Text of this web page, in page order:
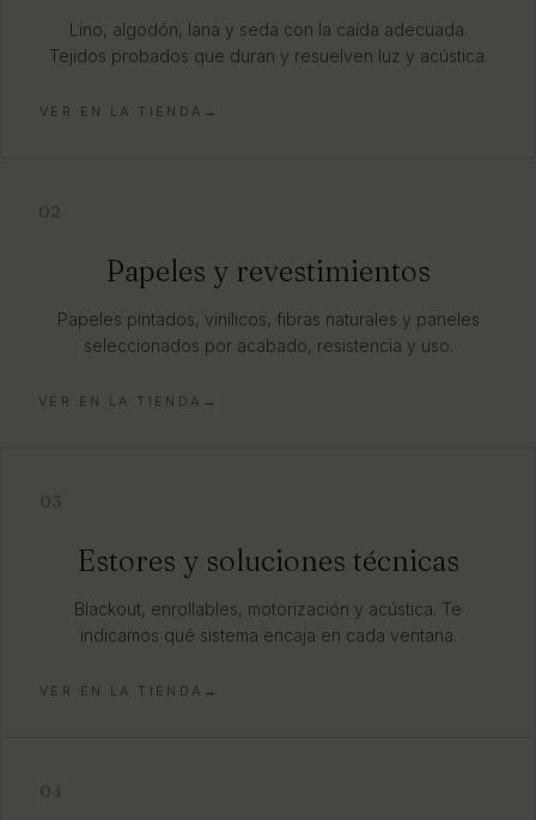
Lino, algodón, lana y seda con la caída adecuada.
Tejidos probados que duran y resuelven luz y acústica.
VER EN LA TIENDA→
02
Papeles y revestimientos
Papeles pintados, vinílicos, fibras naturales y paneles
seleccionados por acabado, resistencia y uso.
VER EN LA TIENDA→
03
Estores y soluciones técnicas
Blackout, enrollables, motorización y acústica. Te
indicamos qué sistema encaja en cada ventana.
VER EN LA TIENDA→
04